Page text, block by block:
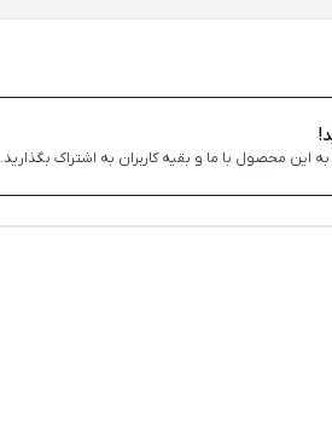
این محصول با ما و بقیه کاربران به اشتراک بگذارید.